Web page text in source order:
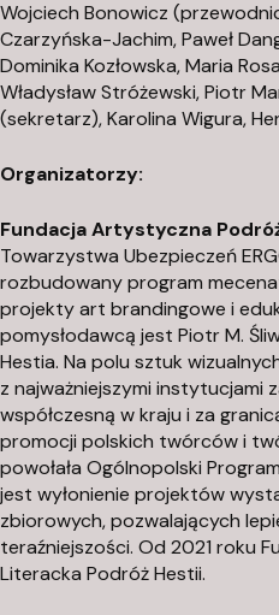
Wojciech Bonowicz
Czarzyńska-Jachim, Paweł
Dominika Kozłowska, Maria
Władysław Stróżewski, Piotr
(sekretarz), Karolina Wigura,
Organizatorzy:
Fundacja Artystyczna
Towarzystwa Ubezpieczeń
rozbudowany program
projekty art brandingowe i
pomysłodawcą jest Piotr M.
Hestia. Na polu sztuk
z najważniejszymi instytucjami
współczesną w kraju i za
promocji polskich twórców i
powołała Ogólnopolski
jest wyłonienie projektów
zbiorowych, pozwalających
teraźniejszości. Od 2021 roku
Literacka Podróż Hestii.